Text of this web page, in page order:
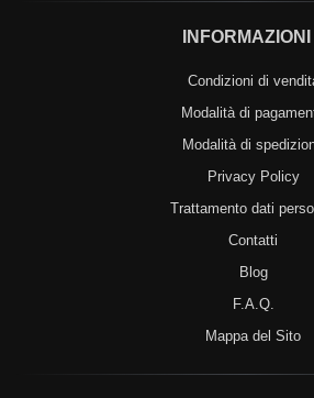
INFORMAZIONI
Condizioni di
Modalità di
Modalità di
Privacy Policy
Trattamento dati
Contatti
Blog
F.A.Q.
Mappa del Sito